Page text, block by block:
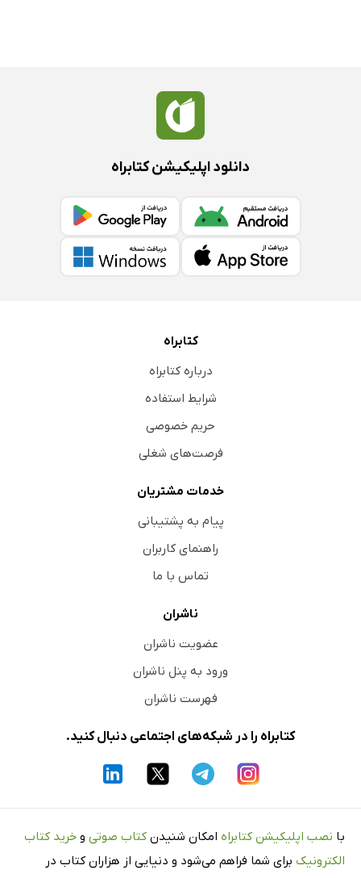
دانلود اپلیکیشن کتابراه
کتابراه
درباره کتابراه
شرایط استفاده
حریم خصوصی
فرصت‌های شغلی
خدمات مشتریان
پیام به پشتیبانی
راهنمای کاربران
تماس با ما
ناشران
عضویت ناشران
ورود به پنل ناشران
فهرست ناشران
کتابراه را در شبکه‌های اجتماعی دنبال کنید.
با نصب اپلیکیشن کتابراه امکان شنیدن کتاب صوتی و خرید کتاب
الکترونیک برای شما فراهم می‌شود و دنیایی از هزاران کتاب در